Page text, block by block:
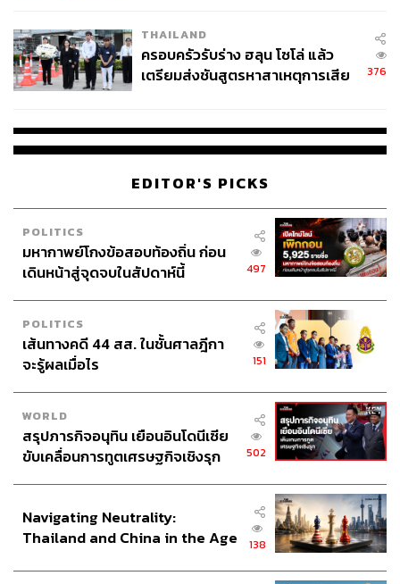
พอกลับมาที่เมืองไทยก็ได้ถ่ายคอลัมน์ของหนังสือที่อเมริกา
บางเล่ม โดยถ่ายจากเมืองไทยส่งไป เพราะว่าตอนนี้ที่อเมริกา
ก็จะมีเรื่องเด่นๆ อย่างความ Diversity มากๆ สื่อต่างๆ ก็
หลาย แล้วนางแบบที่เมืองไทยก็มีความหลากหลายมากเช่น
กัน มีการผสมผสานหลายๆ เชื้อชาติ หลายๆ สไตล์เข้าด้วยกัน
โน่นเขาก็มีความตื่นเต้น เราก็เลยได้ถ่ายทำจากที่นี่ส่งไปลง
ในหนังสือของเขา คือถ้าเป็นปีเก่าๆ ที่ได้กลับเมืองไทย เวลา
กลับมาก็จะมาประมาณ 2-3 สัปดาห์ ก็จะทำอะไรไม่ได้มาก ที่
ผ่านมาก็จะไปถ่ายกับVogueเมืองไทย หรือ Elleเมืองไทย
แต่ช่วงนี้กลับมาอยู่นานเพื่อรอดูสถานการณ์ ก็ต้องหาอะไร
ทำที่มันสามารถเชื่อมโยงจากเมืองไทยไปถึงอเมริกาได้ด้วย
THAILAND
ครอบครัวรับร่าง ฮลุน โซโล่ แล้ว
เตรียมส่งชันสูตรหาสาเหตุการเสีย
376
EDITOR'S PICKS
POLITICS
มหากาพย์โกงข้อสอบท้องถิ่น ก่อน
เดินหน้าสู่จุดจบในสัปดาห์นี้
497
POLITICS
เส้นทางคดี 44 สส. ในชั้นศาลฎีกา
จะรู้ผลเมื่อไร
151
WORLD
สรุปภารกิจอนุทิน เยือนอินโดนีเซีย
ขับเคลื่อนการทูตเศรษฐกิจเชิงรุก
502
Navigating Neutrality:
Thailand and China in the Age
138